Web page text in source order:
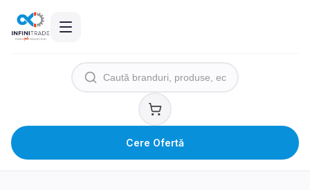
Cere Ofertă